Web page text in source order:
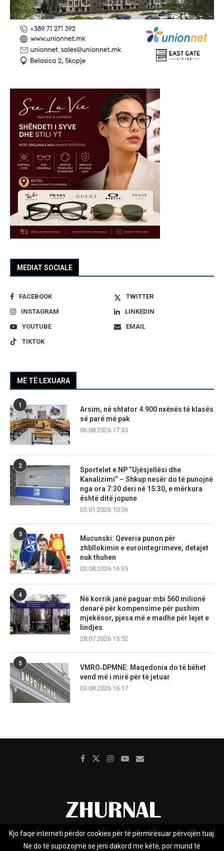
MEDIAT SOCIALE
FACEBOOK
TWITTER
INSTAGRAM
LINKEDIN
YOUTUBE
EMAIL
TIKTOK
MË TË LEXUARA
1
Arsim, në shtator 4.900 nxënës të klasës
së parë më pak
06.08.2026 17:33
2
Sportelet e NP “Ujësjellësi dhe
Kanalizimi” – Shkup nesër do të punojnë
nga ora 7:30 deri në 15:30, e mërkura
është ditë jopune
05.01.2026 10:36
3
Mucunski: Qeveria punon për
zhbllokimin e eurointegrimeve, detajet
nuk thuhen
03.08.2026 16:35
4
Në korrik janë paguar mbi 560 milionë
denarë për kompensime për pushim
mjekësor, pjesa më e madhe për lejet e
lindjes
28.07.2026 15:52
5
VMRO‑DPMNE: Maqedonia do të bëhet
vend më i mirë për të jetuar
03.08.2026 16:17
Rreth nesh Impresumi Marketing
Kjo faqe interneti përdor cookies për të përmirësuar përvojën tuaj.
Ne do të supozojmë se jeni dakord me këtë, por mund të